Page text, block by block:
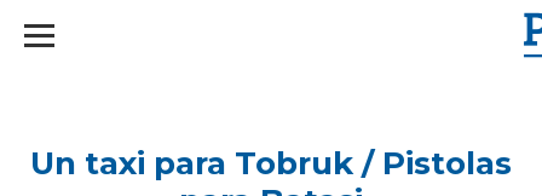
Un taxi para Tobruk / Pistolas